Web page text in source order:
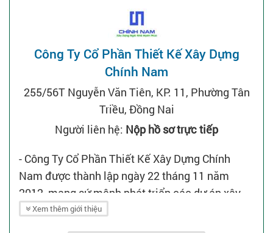
Công Ty Cổ Phần Thiết Kế Xây Dựng
Chính Nam
255/56T Nguyễn Văn Tiên, KP. 11, Phường Tân
Triều, Đồng Nai
Người liên hệ: Nộp hồ sơ trực tiếp
- Công Ty Cổ Phần Thiết Kế Xây Dựng Chính
Nam được thành lập ngày 22 tháng 11 năm
2012, mang sứ mệnh phát triển các dự án xây
dựng dân dụng ở tỉnh Đồng Nai, đồng thời mở
Xem thêm giới thiệu